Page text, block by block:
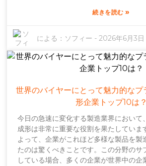
は少し難しいかもしれません。理想的に
す。最初は少し大変に感じるかもしれま
素を注意深く検討することで、ニーズに
射出成形サービスを見つけることが
の成否に大きな影響を与える」と言って
品質や投資について長期的な視点で考え
形の世界には、設計、材料、メンテナン
に影響を与える多くの要素が絡み合って
のために手を抜きたくなる気持ちは分か
性があります。ほとんどの購入者は、コ
ンスを取るのに苦労しています。これは
はありません。何にお金をかけるべきか
かをしっかりと把握することが重要です
ヤーからの見積もりも忘れてはいけませ
こともありますが、隠れたコストが潜ん
す。これらの要素をじっくり検討するこ
断を下すことができます。適切な計画と
続きを読む»
による： ソフィー -2026年6月3日
世界のバイヤーにとって魅力的なプ
形企業トップ10は？
今日の急速に変化する製造業界において
成形は非常に重要な役割を果たしていま
よって、企業がこれほど多様な製品を製
たのは驚くべきことです。この分野のサ
している場合、多くの企業が世界中の企